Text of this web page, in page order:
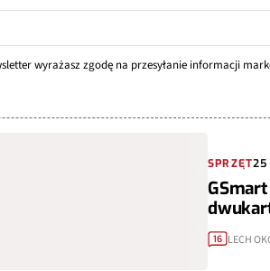
wyrażasz zgodę na przesyłanie informacji
SPRZĘT25
16 LECH